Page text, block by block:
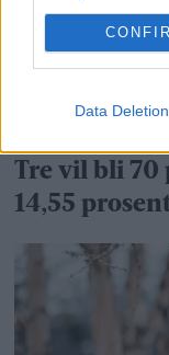
Data Deletion
Tre vil bli 70
14,55